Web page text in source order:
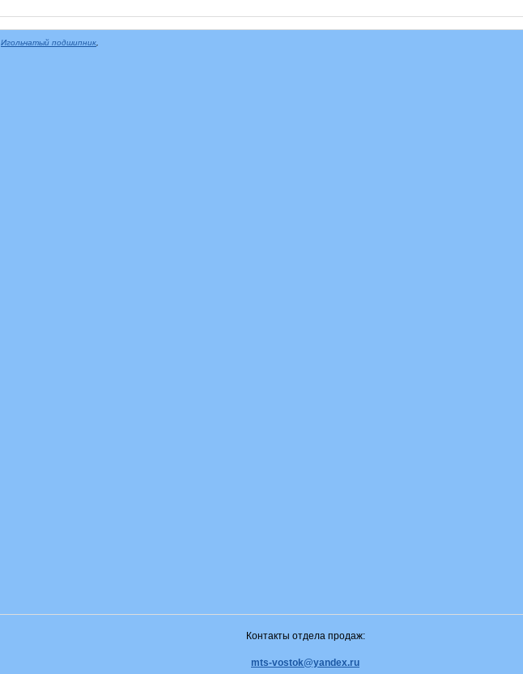
Игольчатый подшипник
Контакты отдела продаж:
mts-vostok@yandex.ru